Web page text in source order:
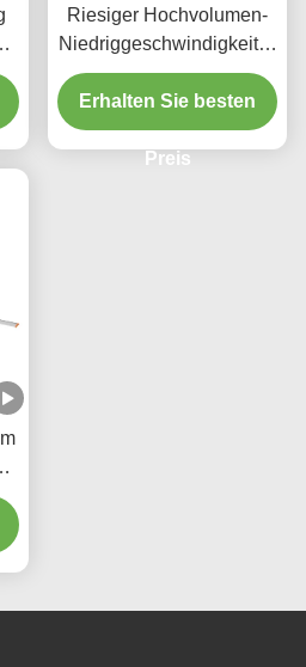
Riesiger Hochvolumen-
Niedriggeschwindigkeitsv
entilator 7.3M
Durchmesser Industrieller
Deckenventilator 0.75KW
Erhalten Sie besten
Preis